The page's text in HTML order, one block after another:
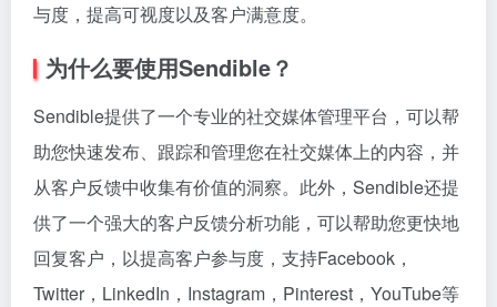
与度，提高可视度以及客户满意度。
为什么要使用Sendible？
Sendible提供了一个专业的社交媒体管理平台，可以帮
助您快速发布、跟踪和管理您在社交媒体上的内容，并
从客户反馈中收集有价值的洞察。此外，Sendible还提
供了一个强大的客户反馈分析功能，可以帮助您更快地
回复客户，以提高客户参与度，支持Facebook，
Twitter，LinkedIn，Instagram，Pinterest，YouTube等